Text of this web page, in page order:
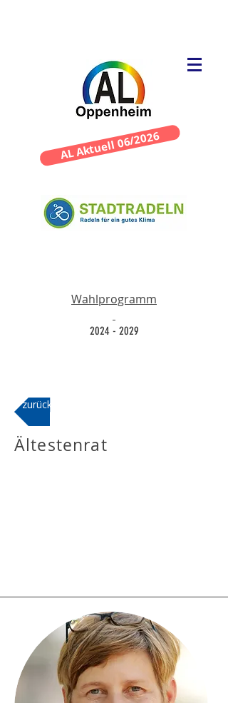
AL Aktuell 06/2026
Wahlprogramm
2024 - 2029
zurück
Ältestenrat